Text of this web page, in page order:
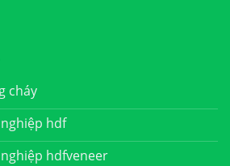
cháy
hdf
hdfveneer